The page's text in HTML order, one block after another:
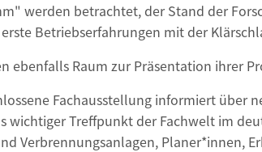
werden betrachtet, der Stand der
Betriebserfahrungen mit der
ebenfalls Raum zur Präsentation ihrer
Fachausstellung informiert über
wichtiger Treffpunkt der Fachwelt im
Verbrennungsanlagen, Planer*innen,